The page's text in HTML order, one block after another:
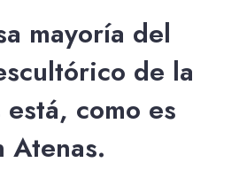
mayoría del
de la
como es
Atenas.